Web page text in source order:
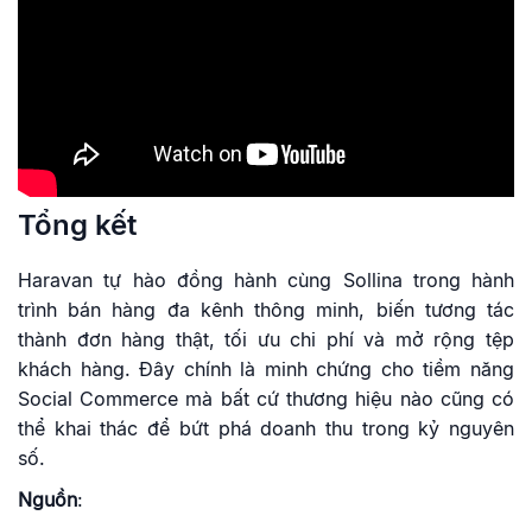
Tổng kết
Haravan tự hào đồng hành cùng Sollina trong hành
trình bán hàng đa kênh thông minh, biến tương tác
thành đơn hàng thật, tối ưu chi phí và mở rộng tệp
khách hàng. Đây chính là minh chứng cho tiềm năng
Social Commerce mà bất cứ thương hiệu nào cũng có
thể khai thác để bứt phá doanh thu trong kỷ nguyên
số.
Nguồn: